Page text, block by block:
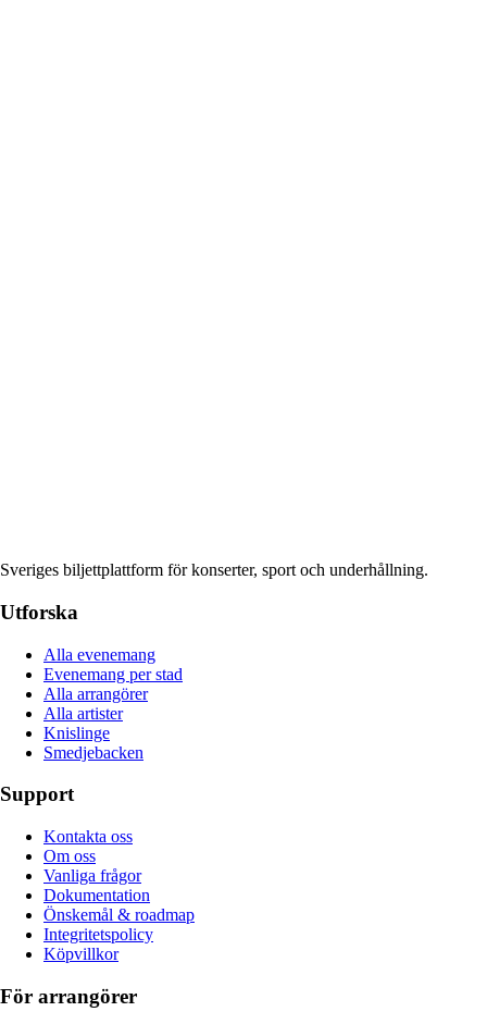
Sveriges biljettplattform för konserter, sport och underhållning.
Utforska
Alla evenemang
Evenemang per stad
Alla arrangörer
Alla artister
Knislinge
Smedjebacken
Support
Kontakta oss
Om oss
Vanliga frågor
Dokumentation
Önskemål & roadmap
Integritetspolicy
Köpvillkor
För arrangörer